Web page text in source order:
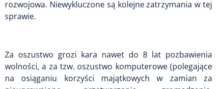
rozwojowa. Niewykluczone są kolejne zatrzymania w tej
sprawie.
Za oszustwo grozi kara nawet do 8 lat pozbawienia
wolności, a za tzw. oszustwo komputerowe (polegające
na osiąganiu korzyści majątkowych w zamian za